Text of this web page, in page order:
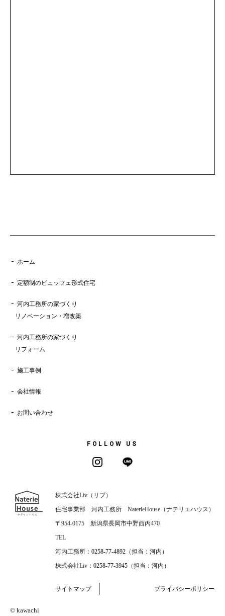
株式会社Liv（リブ）
住宅事業部 河内工務所 NaterieHouse（ナテリエハウス）
〒954-0175 新潟県長岡市中野西丙470
TEL
河内工務所： 0258-77-4892 （担当：河内）
株式会社Liv： 0258-77-3945 （担当：河内）
サイトマップ プライバシーポリシー
ホーム
定額制のビュッフェ形式住宅
河内工務所の家づくり
リノベーション・増改築
河内工務所の家づくり
リフォーム
施工事例
会社情報
お問い合わせ
FOLLOW US
© kawachi